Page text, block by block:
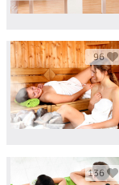
96
136